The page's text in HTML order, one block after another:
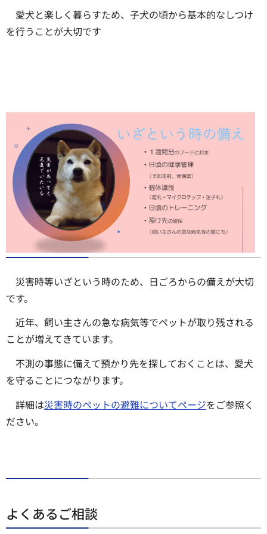
愛犬と楽しく暮らすため、子犬の頃から基本的なしつけ
を行うことが大切です
災害時等いざという時のため、日ごろからの備えが大切
です。
近年、飼い主さんの急な病気等でペットが取り残される
ことが増えてきています。
不測の事態に備えて預かり先を探しておくことは、愛犬
を守ることにつながります。
詳細は災害時のペットの避難についてページをご参照く
ださい。
よくあるご相談